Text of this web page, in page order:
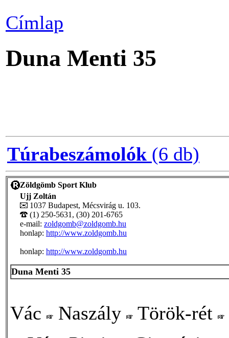
Címlap
Duna Menti 35
Túrabeszámolók (6 db)
Zöldgömb Sport Klub
Ujj Zoltán
1037 Budapest, Mécsvirág u. 103.
(1) 250-5631, (30) 201-6765
e-mail: zoldgomb@zoldgomb.hu
honlap: http://www.zoldgomb.hu
honlap: http://www.zoldgomb.hu
Duna Menti 35
Vác Naszály
Török-rét